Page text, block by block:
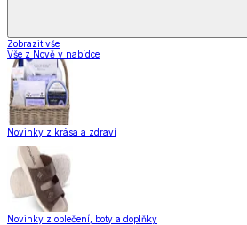
Zobrazit vše
Vše z Nově v nabídce
Novinky z krása a zdraví
Novinky z oblečení, boty a doplňky